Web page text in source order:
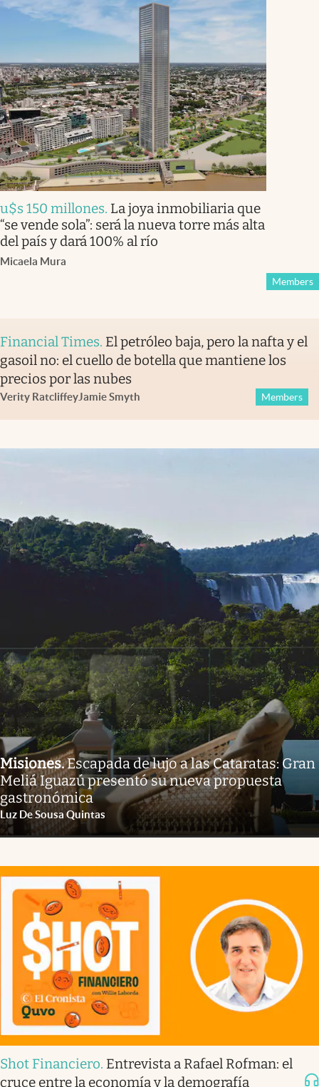
u$s 150 millones. La joya inmobiliaria que
“se vende sola”: será la nueva torre más alta
del país y dará 100% al río
Micaela Mura
Members
Financial Times. El petróleo baja, pero la nafta y el
gasoil no: el cuello de botella que mantiene los
precios por las nubes
Verity RatcliffeyJamie Smyth Members
Misiones.Escapada de lujo a las Cataratas: Gran
Meliá Iguazú presentó su nueva propuesta
gastronómica
Luz De Sousa Quintas
Shot Financiero. Entrevista a Rafael Rofman: el
cruce entre la economía y la demografía